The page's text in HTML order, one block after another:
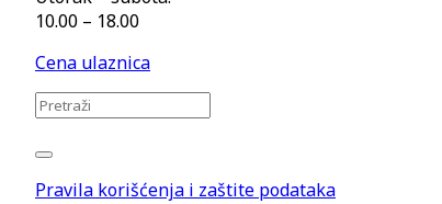
10.00 – 18.00
Cena ulaznica
Pravila korišćenja i zaštite podataka